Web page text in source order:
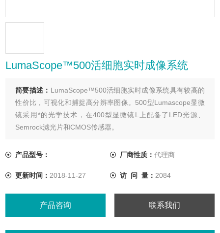
LumaScope™500活细胞实时成像系统
简要描述： LumaScope™500活细胞实时成像系统具有较高的
性价比，可视化和捕捉高分辨率图像。500型Lumascope显微
镜采用*的光学技术，在400型显微镜L上配备了LED光源、
Semrock滤光片和CMOS传感器。
产品型号： 厂商性质： 代理商
更新时间： 2018-11-27 访 问 量： 2084
产品咨询 联系我们